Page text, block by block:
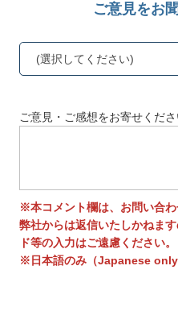
ご意見をお
(選択してください)
ご意見・ご感想をお寄せくだ
※本コメント欄は、お問い合わ
弊社からは返信いたしかねま
ド等の入力はご遠慮ください。
※日本語のみ（Japanese only